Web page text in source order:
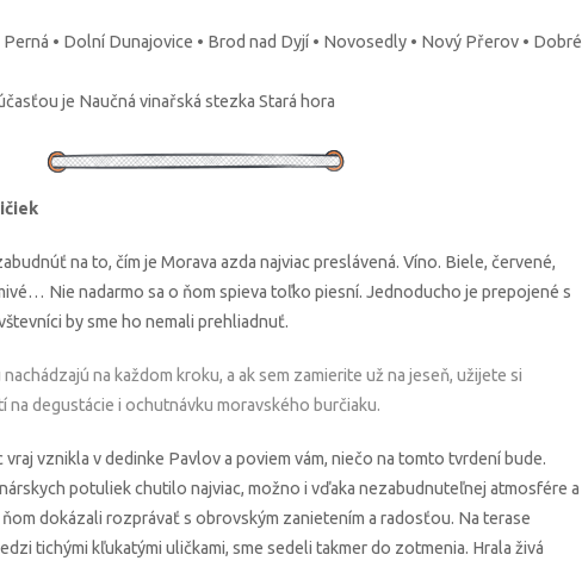
Perná • Dolní Dunajovice • Brod nad Dyjí • Novosedly • Nový Přerov • Dobré
je Naučná vinařská stezka Stará hora
na to, čím je Morava azda najviac preslávená. Víno. Biele, červené,
Nie nadarmo sa o ňom spieva toľko piesní. Jednoducho je prepojené s
by sme ho nemali prehliadnuť.
na každom kroku, a ak sem zamierite už na jeseň, užijete si
degustácie i ochutnávku moravského burčiaku.
vznikla v dedinke Pavlov a poviem vám, niečo na tomto tvrdení bude.
potuliek chutilo najviac, možno i vďaka nezabudnuteľnej atmosfére a
dokázali rozprávať s obrovským zanietením a radosťou. Na terase
tichými kľukatými uličkami, sme sedeli takmer do zotmenia. Hrala živá